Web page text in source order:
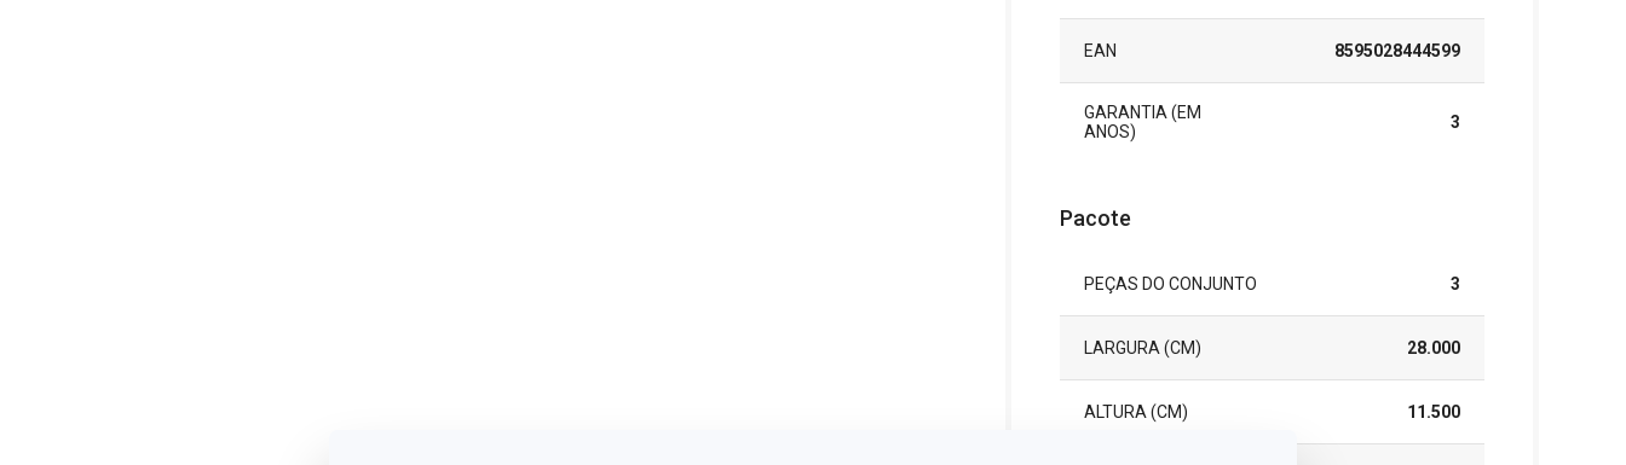
EAN 8595028444599
GARANTIA (EM
ANOS)
3
Pacote
PEÇAS DO CONJUNTO 3
LARGURA (CM) 28.000
ALTURA (CM) 11.500